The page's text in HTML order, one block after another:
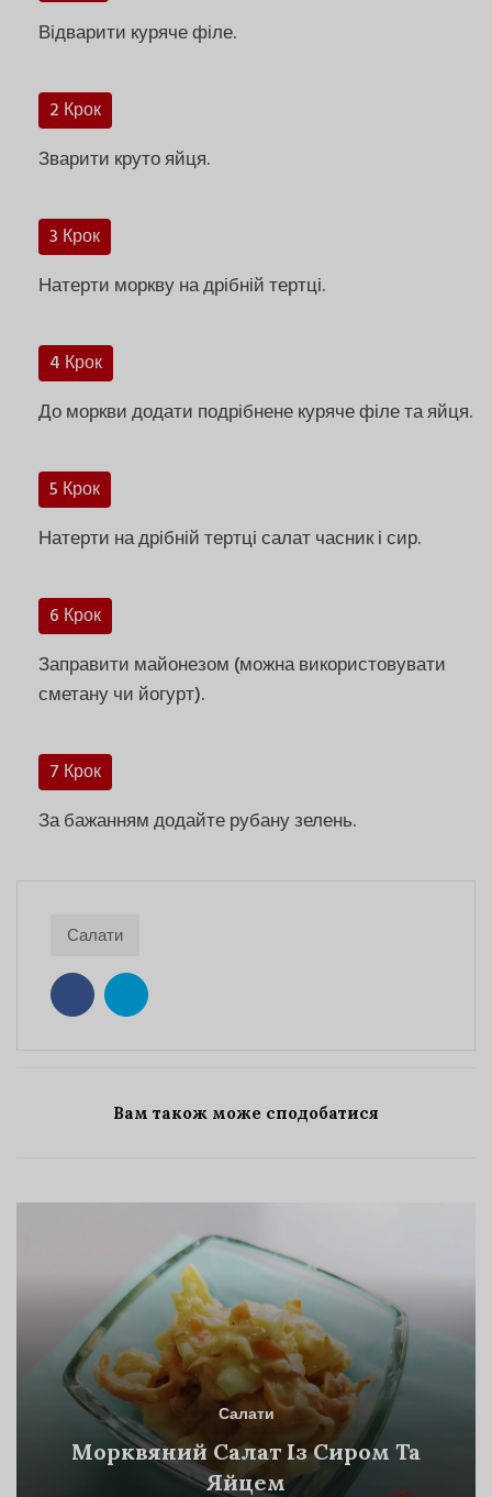
Відварити куряче філе.
2 Крок
Зварити круто яйця.
3 Крок
Натерти моркву на дрібній тертці.
4 Крок
До моркви додати подрібнене куряче філе та яйця.
5 Крок
Натерти на дрібній тертці салат часник і сир.
6 Крок
Заправити майонезом (можна використовувати
сметану чи йогурт).
7 Крок
За бажанням додайте рубану зелень.
Салати
Вам також може сподобатися
Салати
Морквяний Салат Із Сиром Та
Яйцем